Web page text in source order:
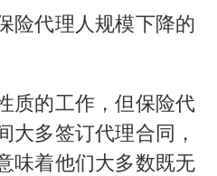
险代理人规模下降的
质的工作，但保险代
大多签订代理合同，
味着他们大多数既无